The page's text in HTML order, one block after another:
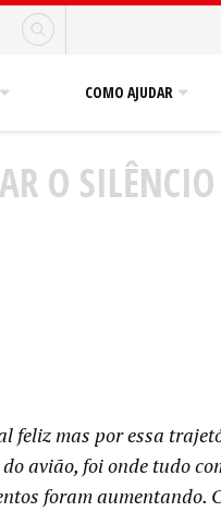
COMO AJUDAR
O SILÊNCIO
feliz mas por essa
avião, foi onde tudo
foram